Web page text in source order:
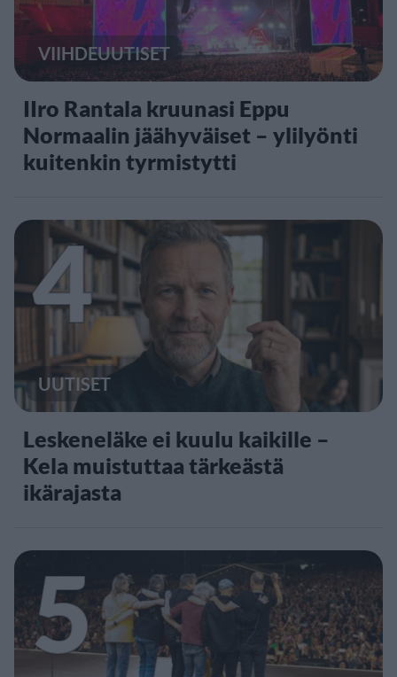
VIIHDEUUTISET
IIro Rantala kruunasi Eppu
Normaalin jäähyväiset – ylilyönti
kuitenkin tyrmistytti
4
UUTISET
Leskeneläke ei kuulu kaikille –
Kela muistuttaa tärkeästä
ikärajasta
5